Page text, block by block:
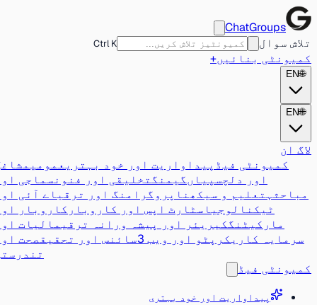
ChatGroups
تلاش سوال
Ctrl K
کمیونٹی بنائیں+
🌐
EN
🌐
EN
لاگ ان
کمیونٹی فیڈپیداواریت اور خود بہتری عمومیمشاغل
اور دلچسپیاں گیمنگتخلیقی اور فنون سماجی اور
مباحثہتعلیم و سیکھناپروگرامنگ اور ترقیاے آئی اور
ٹیکنالوجیاسٹارٹ اپس اور کاروبار کاروبار اور
مارکیٹنگکیریئر اور پیشہ ورانہ ترقیمالیات اور
سرمایہ کاری کرپٹو اور ویب 3 سائنس اور تحقیقصحت اور
تندرستی
کمیونٹی فیڈ
پیداواریت اور خود بہتری